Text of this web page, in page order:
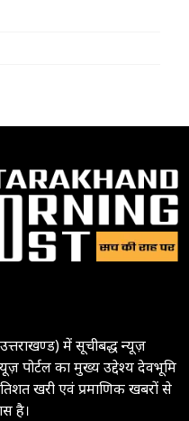
में सूचीबद्ध न्यूज़
पोर्टल का मुख्य उद्देश्य देवभूमि
खरी एवं प्रमाणिक खबरों से
है।